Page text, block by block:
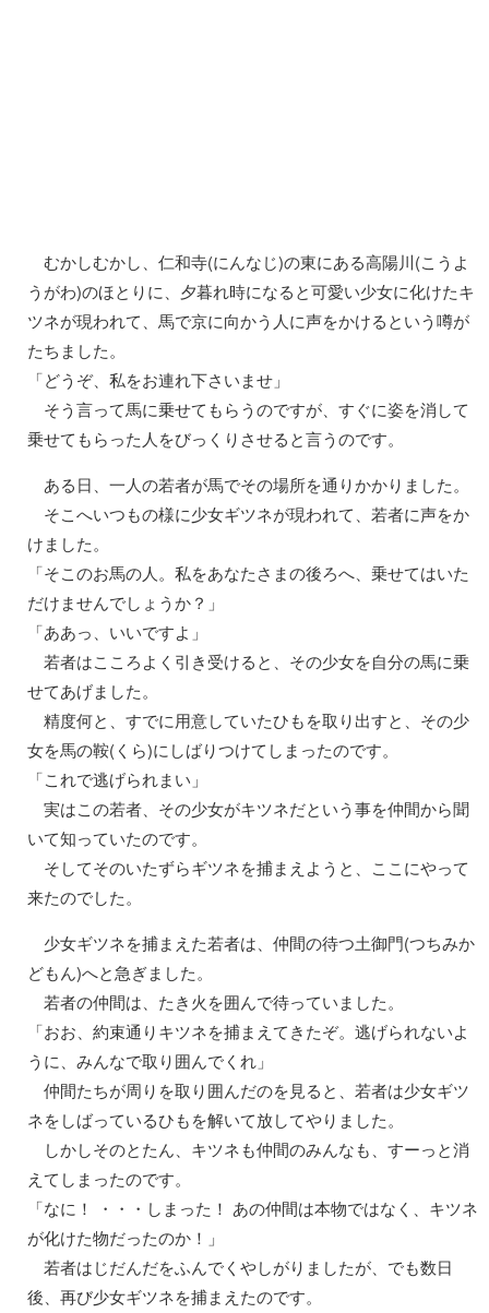
むかしむかし、仁和寺(にんなじ)の東にある高陽川(こうよ
うがわ)のほとりに、夕暮れ時になると可愛い少女に化けたキ
ツネが現われて、馬で京に向かう人に声をかけるという噂が
たちました。
「どうぞ、私をお連れ下さいませ」
そう言って馬に乗せてもらうのですが、すぐに姿を消して
乗せてもらった人をびっくりさせると言うのです。
ある日、一人の若者が馬でその場所を通りかかりました。
そこへいつもの様に少女ギツネが現われて、若者に声をか
けました。
「そこのお馬の人。私をあなたさまの後ろへ、乗せてはいた
だけませんでしょうか？」
「ああっ、いいですよ」
若者はこころよく引き受けると、その少女を自分の馬に乗
せてあげました。
精度何と、すでに用意していたひもを取り出すと、その少
女を馬の鞍(くら)にしばりつけてしまったのです。
「これで逃げられまい」
実はこの若者、その少女がキツネだという事を仲間から聞
いて知っていたのです。
そしてそのいたずらギツネを捕まえようと、ここにやって
来たのでした。
少女ギツネを捕まえた若者は、仲間の待つ土御門(つちみか
どもん)へと急ぎました。
若者の仲間は、たき火を囲んで待っていました。
「おお、約束通りキツネを捕まえてきたぞ。逃げられないよ
うに、みんなで取り囲んでくれ」
仲間たちが周りを取り囲んだのを見ると、若者は少女ギツ
ネをしばっているひもを解いて放してやりました。
しかしそのとたん、キツネも仲間のみんなも、すーっと消
えてしまったのです。
「なに！ ・・・しまった！ あの仲間は本物ではなく、キツネ
が化けた物だったのか！」
若者はじだんだをふんでくやしがりましたが、でも数日
後、再び少女ギツネを捕まえたのです。